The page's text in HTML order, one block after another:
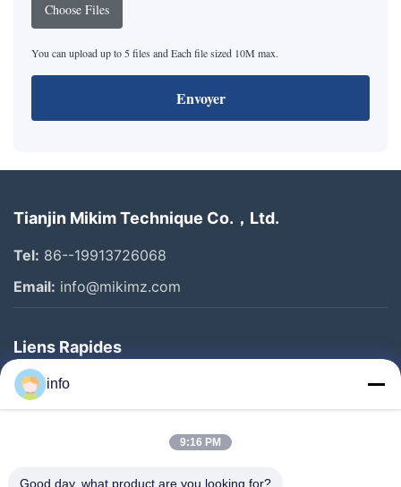
Choose Files
You can upload up to 5 files and Each file sized 10M max.
Envoyer
Tianjin Mikim Technique Co.，Ltd.
Tel: 86--19913726068
Email: info@mikimz.com
Liens Rapides
Accueil
Produits
Spectacle De Réalité Virtuelle
À Propos De Nous
info
9:16 PM
Good day, what product are you looking for?